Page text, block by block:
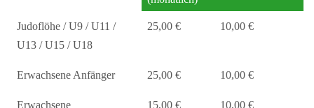
Judoflöhe / U9 / U11 /
U13 / U15 / U18
25,00 € 10,00 €
Erwachsene Anfänger 25,00 € 10,00 €
Erwachsene 15,00 € 10,00 €